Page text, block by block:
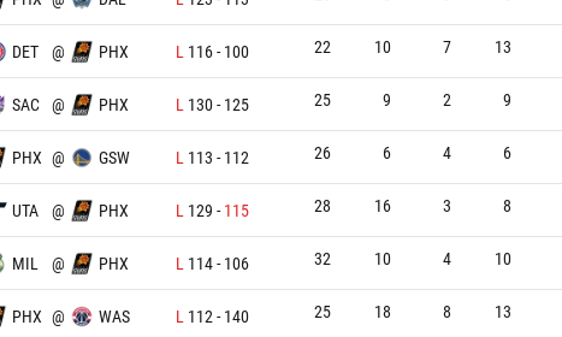
DET @ PHX L 116- 100 22 10 7 13
SAC @ PHX L 130- 125 25 9 2 9
PHX @ GSW L 113 - 112 26 6 4 6
UTA @ PHX L 129 - 115 28 16 3 8
MIL @ PHX L 114- 106 32 10 4 10
PHX @ WAS L 112 - 140 25 18 8 13